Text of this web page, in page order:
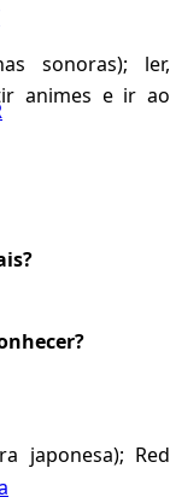
sonoras); ler,
animes e ir ao
japonesa); Red